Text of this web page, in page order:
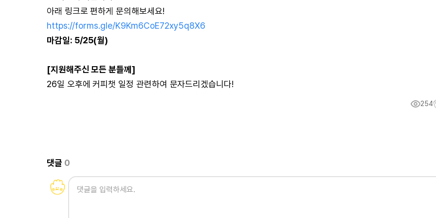
아래 링크로 편하게 문의해보세요!
https://forms.gle/K9Km6CoE72xy5q8X6
마감일: 5/25(월)
[지원해주신 모든 분들께]
26일 오후에 커피챗 일정 관련하여 문자드리겠습니다!
254
댓글 0